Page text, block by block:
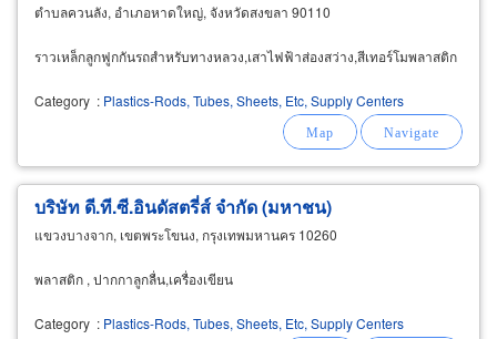
ตำบลควนลัง, อำเภอหาดใหญ่, จังหวัดสงขลา 90110
ราวเหล็กลูกฟูกกันรถสำหรับทางหลวง,เสาไฟฟ้าส่องสว่าง,สีเทอร์โมพลาสติก
Category : Plastics-Rods, Tubes, Sheets, Etc, Supply Centers
บริษัท ดี.ที.ซี.อินดัสตรี่ส์ จำกัด (มหาชน)
แขวงบางจาก, เขตพระโขนง, กรุงเทพมหานคร 10260
พลาสติก , ปากกาลูกลื่น,เครื่องเขียน
Category : Plastics-Rods, Tubes, Sheets, Etc, Supply Centers